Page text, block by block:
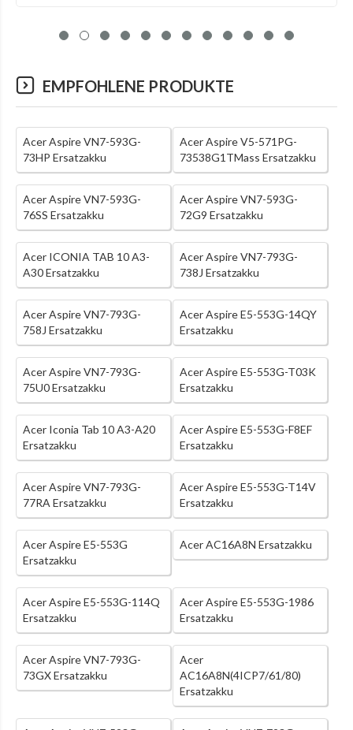
EMPFOHLENE PRODUKTE
Acer Aspire VN7-593G-
73HP Ersatzakku
Acer Aspire V5-571PG-
73538G1TMass Ersatzakku
Acer Aspire VN7-593G-
76SS Ersatzakku
Acer Aspire VN7-593G-
72G9 Ersatzakku
Acer ICONIA TAB 10 A3-
A30 Ersatzakku
Acer Aspire VN7-793G-
738J Ersatzakku
Acer Aspire VN7-793G-
758J Ersatzakku
Acer Aspire E5-553G-14QY
Ersatzakku
Acer Aspire VN7-793G-
75U0 Ersatzakku
Acer Aspire E5-553G-T03K
Ersatzakku
Acer Iconia Tab 10 A3-A20
Ersatzakku
Acer Aspire E5-553G-F8EF
Ersatzakku
Acer Aspire VN7-793G-
77RA Ersatzakku
Acer Aspire E5-553G-T14V
Ersatzakku
Acer Aspire E5-553G
Ersatzakku
Acer AC16A8N Ersatzakku
Acer Aspire E5-553G-114Q
Ersatzakku
Acer Aspire E5-553G-1986
Ersatzakku
Acer Aspire VN7-793G-
73GX Ersatzakku
Acer
AC16A8N(4ICP7/61/80)
Ersatzakku